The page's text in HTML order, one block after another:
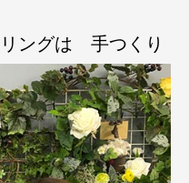
ングは 手つくり